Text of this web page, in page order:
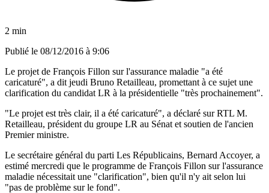
2 min
Publié le 08/12/2016 à 9:06
Le projet de François Fillon sur l'assurance maladie "a été
caricaturé", a dit jeudi Bruno Retailleau, promettant à ce sujet une
clarification du candidat LR à la présidentielle "très prochainement".
"Le projet est très clair, il a été caricaturé", a déclaré sur RTL M.
Retailleau, président du groupe LR au Sénat et soutien de l'ancien
Premier ministre.
Le secrétaire général du parti Les Républicains, Bernard Accoyer, a
estimé mercredi que le programme de François Fillon sur l'assurance
maladie nécessitait une "clarification", bien qu'il n'y ait selon lui
"pas de problème sur le fond".